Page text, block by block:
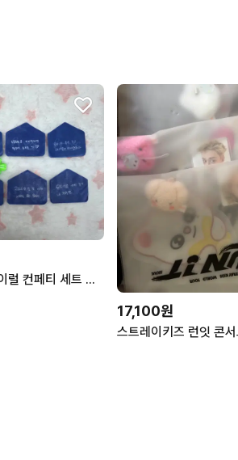
보넥도 바이럴 컨페티 세트 개별 낙온 콘서트 홈 쇼케 부산 서울 싸인 이한겅호태산재현운학리우
17,100원